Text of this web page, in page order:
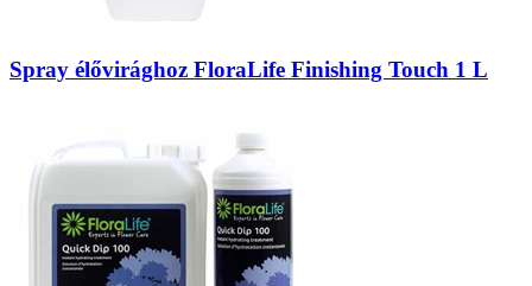
Spray élővirághoz FloraLife Finishing Touch 1 L